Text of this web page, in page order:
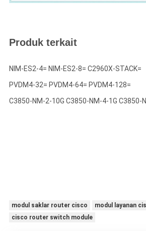
Produk terkait
NIM-ES2-4= NIM-ES2-8= C2960X-STACK=
PVDM4-32= PVDM4-64= PVDM4-128=
C3850-NM-2-10G C3850-NM-4-1G C3850-
modul saklar router cisco
modul layanan
cisco router switch module